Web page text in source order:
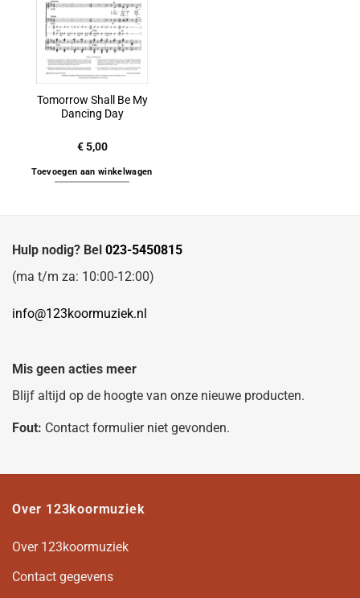
Tomorrow Shall Be My
Dancing Day
€5,00
Toevoegen aan winkelwagen
Hulp nodig? Bel 023-5450815
(ma t/m za: 10:00-12:00)
info@123koormuziek.nl
Mis geen acties meer
Blijf altijd op de hoogte van onze nieuwe producten.
Fout: Contact formulier niet gevonden.
Over 123koormuziek
Over 123koormuziek
Contact gegevens